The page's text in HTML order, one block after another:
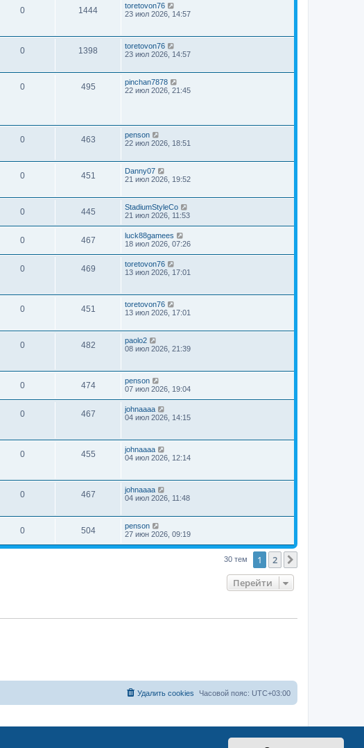
0 1444
toretovon76
23 июл 2026, 14:57
0 1398
toretovon76
23 июл 2026, 14:57
0 495
pinchan7878
22 июл 2026, 21:45
0 463
penson
22 июл 2026, 18:51
0 451
Danny07
21 июл 2026, 19:52
0 445
StadiumStyleCo
21 июл 2026, 11:53
0 467
luck88gamees
18 июл 2026, 07:26
0 469
toretovon76
13 июл 2026, 17:01
0 451
toretovon76
13 июл 2026, 17:01
0 482
paolo2
08 июл 2026, 21:39
0 474
penson
07 июл 2026, 19:04
0 467
johnaaaa
04 июл 2026, 14:15
0 455
johnaaaa
04 июл 2026, 12:14
0 467
johnaaaa
04 июл 2026, 11:48
0 504
penson
27 июн 2026, 09:19
30 тем 1 2
Перейти
Часовой пояс: UTC+03:00
Удалить cookies